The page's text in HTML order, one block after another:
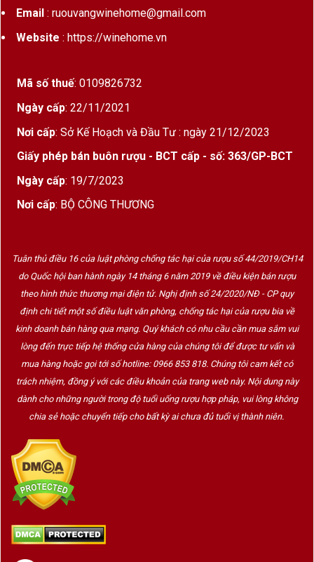
Email : ruouvangwinehome@gmail.com
Website : https://winehome.vn
Mã số thuế: 0109826732
Ngày cấp: 22/11/2021
Nơi cấp: Sở Kế Hoạch và Đầu Tư : ngày 21/12/2023
Giấy phép bán buôn rượu - BCT cấp - số: 363/GP-BCT
Ngày cấp: 19/7/2023
Nơi cấp: BỘ CÔNG THƯƠNG
Tuân thủ điều 16 của luật phòng chống tác hại của rượu số 44/2019/CH14
do Quốc hội ban hành ngày 14 tháng 6 năm 2019 về điều kiện bán rượu
theo hình thức thương mại điện tử. Nghị định số 24/2020/NĐ - CP quy
định chi tiết một số điều luật văn phòng, chống tác hại của rượu bia về
kinh doanh bán hàng qua mạng. Quý khách có nhu cầu cần mua sắm vui
lòng đến trực tiếp hệ thống cửa hàng của chúng tôi để được tư vấn và
mua hàng hoặc gọi tới số hotline: 0966 853 818. Chúng tôi cam kết có
trách nhiệm, đồng ý với các điều khoản của trang web này. Nội dung này
dành cho những người trong độ tuổi uống rượu hợp pháp, vui lòng không
chia sẻ hoặc chuyển tiếp cho bất kỳ ai chưa đủ tuổi vị thành niên.